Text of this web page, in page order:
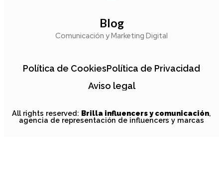
Blog
Comunicación y Marketing Digital
Política de CookiesPolítica de Privacidad
Aviso legal
All rights reserved: Brilla influencers y comunicación,
agencia de representación de influencers y marcas